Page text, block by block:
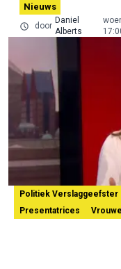
Nieuws
door
Daniel
Alberts
Politiek Verslaggeefster
Presentatrices